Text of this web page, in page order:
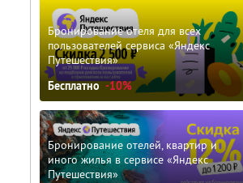
Бронирование отеля для всех
пользователей сервиса «Яндекс
Путешествия»
Бесплатно -10%
Бронирование отелей, квартир и
иного жилья в сервисе «Яндекс
Путешествия»